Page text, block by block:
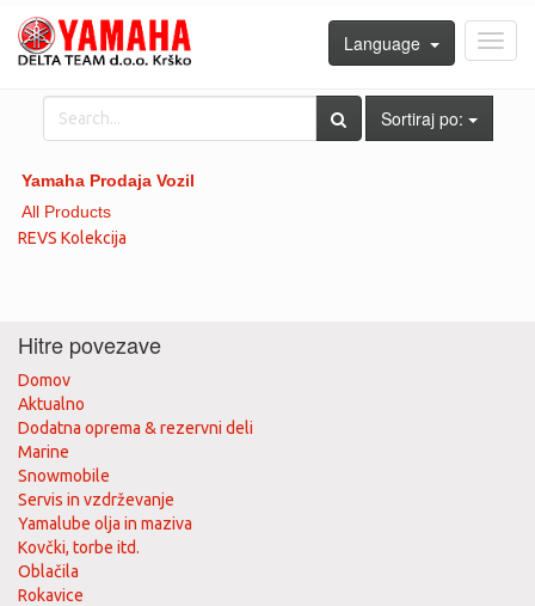
Language
Sortiraj po:
Yamaha Prodaja Vozil
All Products
REVS Kolekcija
Hitre povezave
Domov
Aktualno
Dodatna oprema & rezervni deli
Marine
Snowmobile
Servis in vzdrževanje
Yamalube olja in maziva
Kovčki, torbe itd.
Oblačila
Rokavice